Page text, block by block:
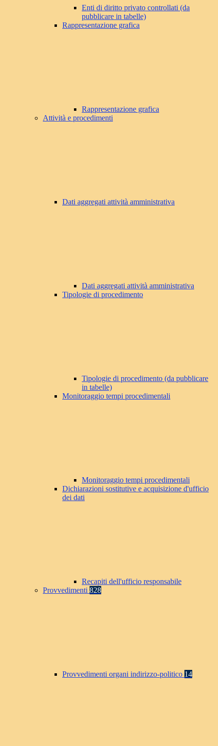
Enti di diritto privato controllati (da
pubblicare in tabelle)
Rappresentazione grafica
Rappresentazione grafica
Attività e procedimenti
Dati aggregati attività amministrativa
Dati aggregati attività amministrativa
Tipologie di procedimento
Tipologie di procedimento (da pubblicare
in tabelle)
Monitoraggio tempi procedimentali
Monitoraggio tempi procedimentali
Dichiarazioni sostitutive e acquisizione d'ufficio
dei dati
Recapiti dell'ufficio responsabile
Provvedimenti 828
Provvedimenti organi indirizzo-politico 14